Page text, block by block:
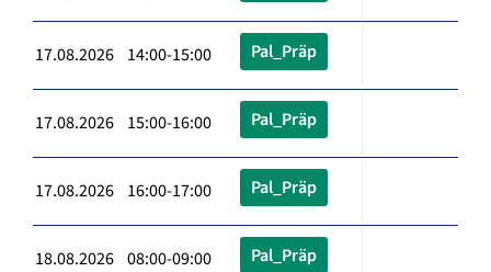
17.08.2026 14:00-15:00 Pal_Präp
17.08.2026 15:00-16:00 Pal_Präp
17.08.2026 16:00-17:00 Pal_Präp
18.08.2026 08:00-09:00 Pal_Präp